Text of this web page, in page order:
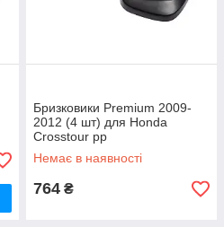
Бризковики Premium 2009-
2012 (4 шт) для Honda
Crosstour рр
Немає в наявності
764 ₴